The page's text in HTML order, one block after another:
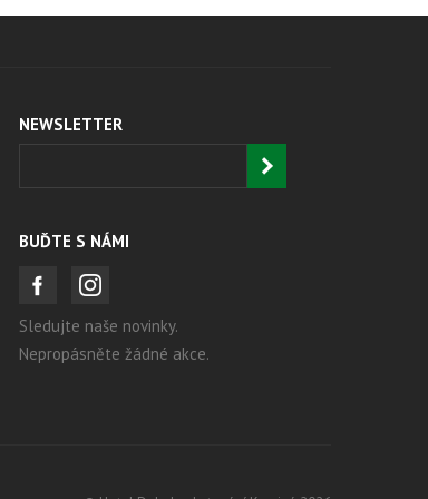
NEWSLETTER
BUĎTE S NÁMI
Sledujte naše novinky.
Nepropásněte žádné akce.